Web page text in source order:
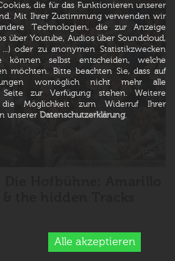
die für das Funktionieren unserer
Mit Ihrer Zustimmung verwenden wir
Technologien, die zur Anzeige
über Youtube, Audios über Soundcloud,
oder zu anonymen Statistikzwecken
können selbst entscheiden, welche
möchten. Bitte beachten Sie, dass auf
womöglich nicht mehr alle
zur Verfügung stehen. Weitere
Möglichkeit zum Widerruf Ihrer
unserer Datenschutzerklärung.
Alle akzeptieren
the hidden Tracks